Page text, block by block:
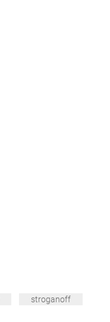
stroganoff